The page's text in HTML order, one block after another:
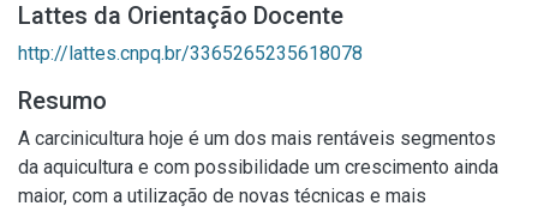
Lattes da Orientação Docente
http://lattes.cnpq.br/3365265235618078
Resumo
A carcinicultura hoje é um dos mais rentáveis segmentos
da aquicultura e com possibilidade um crescimento ainda
maior, com a utilização de novas técnicas e mais